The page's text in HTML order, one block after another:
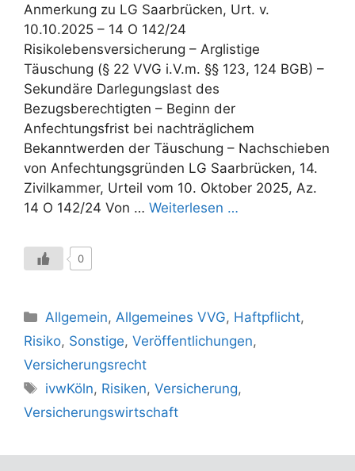
Anmerkung zu LG Saarbrücken, Urt. v.
10.10.2025 – 14 O 142/24
Risikolebensversicherung – Arglistige
Täuschung (§ 22 VVG i.V.m. §§ 123, 124 BGB) –
Sekundäre Darlegungslast des
Bezugsberechtigten – Beginn der
Anfechtungsfrist bei nachträglichem
Bekanntwerden der Täuschung – Nachschieben
von Anfechtungsgründen LG Saarbrücken, 14.
Zivilkammer, Urteil vom 10. Oktober 2025, Az.
14 O 142/24 Von … Weiterlesen …
0
Kategorien
Allgemein,Allgemeines VVG, Haftpflicht,
Risiko, Sonstige, Veröffentlichungen,
Versicherungsrecht
Schlagwörter
ivwKöln, Risiken,Versicherung,
Versicherungswirtschaft